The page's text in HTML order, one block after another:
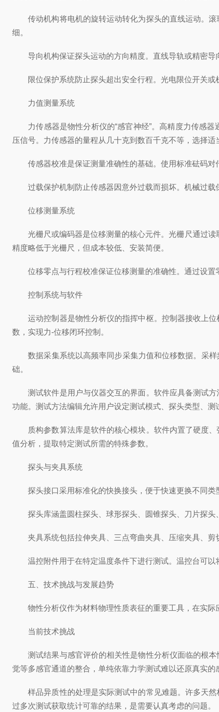
传动机构将电机的旋转运动转化为探头的直线运动。滚
细。
导向机构保证探头运动的方向精度。直线导轨或精密导
限位保护系统防止探头超出安全行程。光电限位开关或
力值测量系统
力传感器是物性分析仪的“感官神经”。高精度力传感器
压信号。力传感器的量程从几十克到数百千克不等，选择
传感器校准是保证测量准确性的基础。使用标准砝码对
过载保护机制防止传感器因意外过载而损坏。机械过载
位移测量系统
光栅尺或编码器是位移测量的核心元件。光栅尺通过读
精度略低于光栅尺，但成本较低、安装简便。
位移零点与行程校准保证位移测量的准确性。通过设置
控制系统与软件
运动控制器是物性分析仪的指挥中枢。控制器接收上位
数，实现力-位移闭环控制。
数据采集系统以高频率同步采集力值和位移数据。采样
础。
测试软件是用户与仪器交互的界面。软件应具备测试方
功能。测试方法编辑允许用户设定测试模式、探头类型、
质构参数算法库是软件的核心模块。软件内置了硬度、
值分析，提取特定测试所需的特殊参数。
探头与夹具系统
探头接口采用标准化的快换接头，便于快速更换不同类
探头库涵盖圆柱探头、球形探头、圆锥探头、刀片探头
夹具系统包括拉伸夹具、三点弯曲夹具、压缩夹具、剪
温控附件用于在特定温度条件下进行测试。温控台可以
五、技术挑战与发展趋势
物性分析仪作为材料物理性质表征的重要工具，在实际
当前技术挑战
测试结果与感官评价的相关性是物性分析仪面临的根本
觉等多感官通道的整合，单纯依靠力学测试难以还原真实
样品异质性的处理是实际测试中的常见难题。许多天然
过多次测试获取统计可靠的结果，是需要认真考虑的问题。